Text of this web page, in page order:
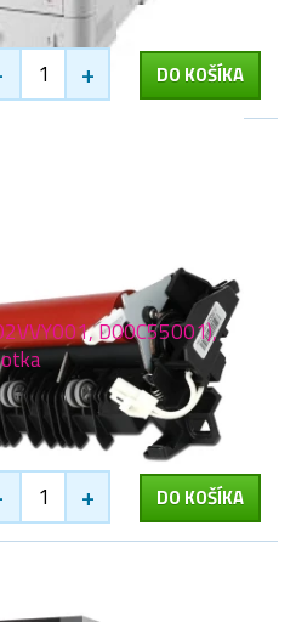
+ DO KOŠÍKA
D00C55001),
+ DO KOŠÍKA